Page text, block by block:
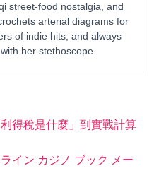
street-food nostalgia, and
arterial diagrams for
of indie hits, and always
her stethoscope.
得稅是什麼」到實戰計算
イン カジノ ブック メー